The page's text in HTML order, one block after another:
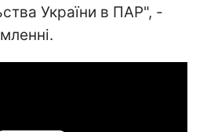
України в ПАР", -